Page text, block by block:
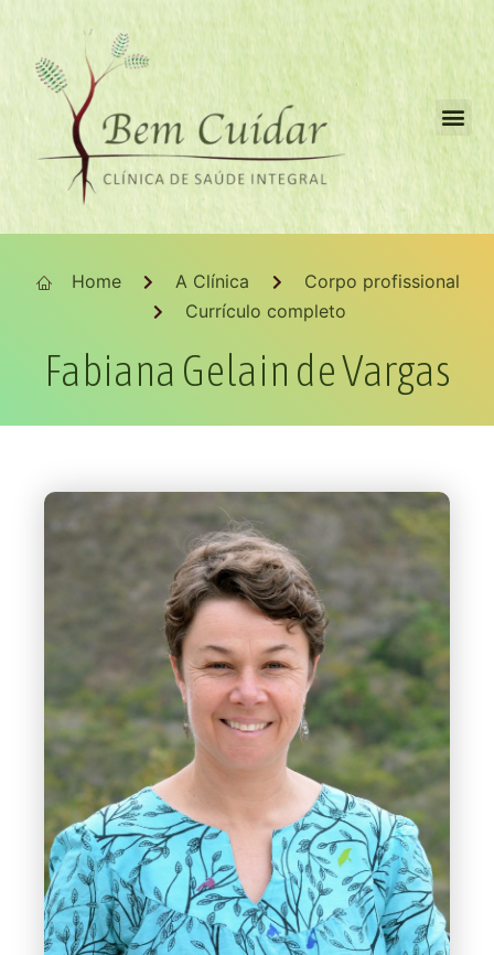
Home A Clínica
Corpo profissional
Currículo completo
Fabiana Gelain de Vargas